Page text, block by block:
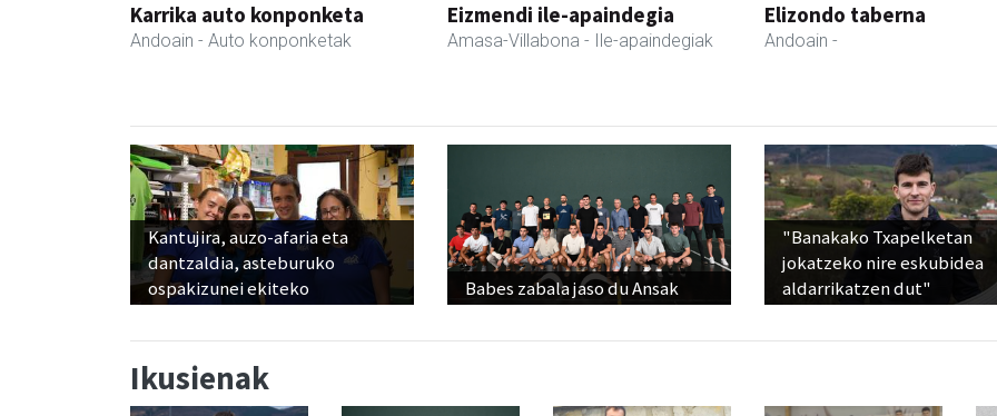
Karrika auto konponketa
Andoain - Auto konponketak
Eizmendi ile-apaindegia
Amasa-Villabona - Ile-apaindegiak
Elizondo taberna
Andoain -
Kantujira, auzo-afaria eta
dantzaldia, asteburuko
ospakizunei ekiteko
Babes zabala jaso du Ansak
"Banakako Txapelketan
jokatzeko nire eskubidea
aldarrikatzen dut"
Ikusienak